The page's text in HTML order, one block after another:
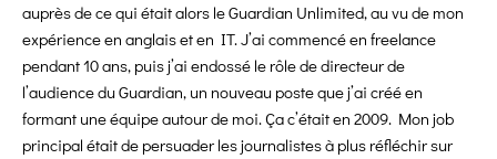
auprès de ce qui était alors le Guardian Unlimited, au vu de mon
expérience en anglais et en IT. J’ai commencé en freelance
pendant 10 ans, puis j’ai endossé le rôle de directeur de
l’audience du Guardian, un nouveau poste que j’ai créé en
formant une équipe autour de moi. Ça c’était en 2009. Mon job
principal était de persuader les journalistes à plus réfléchir sur